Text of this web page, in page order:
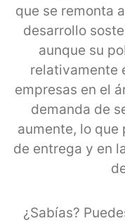
que se remonta
desarrollo
aunque su
relativamente
empresas en el
demanda de
aumente, lo
de entrega y en
¿Sabías?